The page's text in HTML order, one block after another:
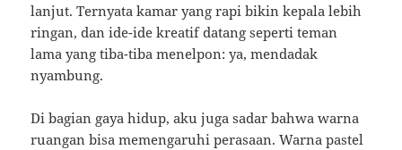
lanjut. Ternyata kamar yang rapi bikin kepala lebih
ringan, dan ide-ide kreatif datang seperti teman
lama yang tiba-tiba menelpon: ya, mendadak
nyambung.
Di bagian gaya hidup, aku juga sadar bahwa warna
ruangan bisa memengaruhi perasaan. Warna pastel